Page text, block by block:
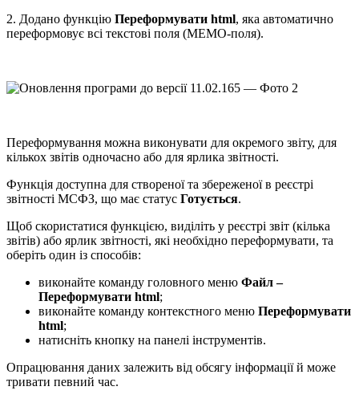
2. Додано функцію Переформувати html, яка автоматично
переформовує всі текстові поля (МЕМО-поля).
Переформування можна виконувати для окремого звіту, для
кількох звітів одночасно або для ярлика звітності.
Функція доступна для створеної та збереженої в реєстрі
звітності МСФЗ, що має статус Готується.
Щоб скористатися функцією, виділіть у реєстрі звіт (кілька
звітів) або ярлик звітності, які необхідно переформувати, та
оберіть один із способів:
виконайте команду головного меню Файл –
Переформувати html;
виконайте команду контекстного меню Переформувати
html;
натисніть кнопку на панелі інструментів.
Опрацювання даних залежить від обсягу інформації й може
тривати певний час.